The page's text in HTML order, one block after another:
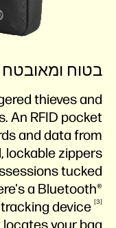
בטוח ומאובטח
thieves and
An RFID pocket
and data from
lockable zippers
tucked
a Bluetooth®
device 3
your bag.